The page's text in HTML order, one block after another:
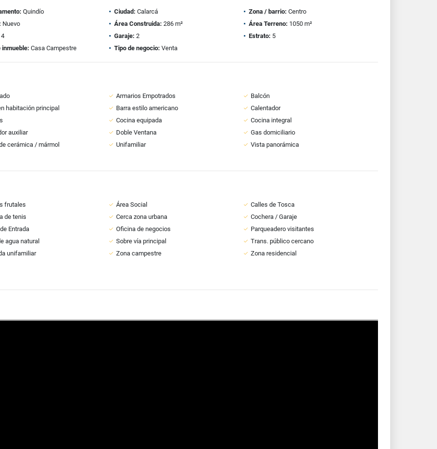
Quindío Ciudad: Calarcá Zona / barrio: Centro
Nuevo Área Construida: 286 m² Área Terreno: 1050 m²
4 Garaje: 2 Estrato: 5
inmueble: Casa Campestre Tipo de negocio: Venta
Armarios Empotrados
Balcón
habitación principal Barra estilo americano
Calentador
Cocina equipada
Cocina integral
auxiliar Doble Ventana
Gas domiciliario
cerámica / mármol Unifamiliar
Vista panorámica
frutales Área Social
Calles de Tosca
de tenis Cerca zona urbana
Cochera / Garaje
Entrada Oficina de negocios
Parqueadero visitantes
agua natural Sobre vía principal
Trans. público cercano
unifamiliar Zona campestre
Zona residencial